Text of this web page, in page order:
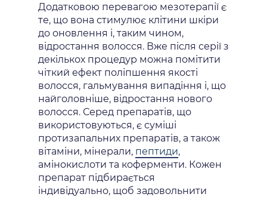
Додатковою перевагою мезотерапії є
те, що вона стимулює клітини шкіри
до оновлення і, таким чином,
відростання волосся. Вже після серії з
декількох процедур можна помітити
чіткий ефект поліпшення якості
волосся, гальмування випадіння і, що
найголовніше, відростання нового
волосся. Серед препаратів, що
використовуються, є суміші
протизапальних препаратів, а також
вітаміни, мінерали, пептиди,
амінокислоти та коферменти. Кожен
препарат підбирається
індивідуально, щоб задовольнити